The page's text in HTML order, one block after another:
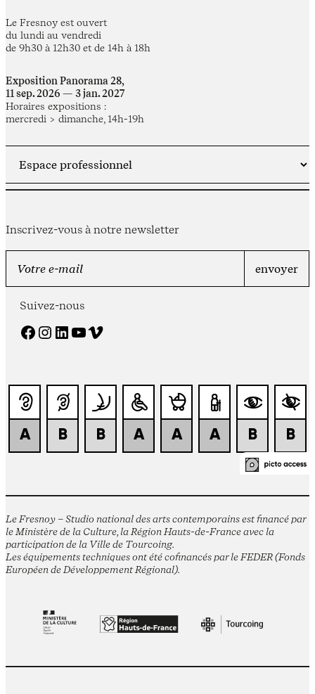
Le Fresnoy est ouvert
du lundi au vendredi
de 9h30 à 12h30 et de 14h à 18h
Exposition Panorama 28,
11 sep. 2026 — 3 jan. 2027
Horaires expositions :
mercredi > dimanche, 14h-19h
Inscrivez-vous à notre newsletter
Suivez-nous
Facebook Instagram LinkedIn YouTube Vimeo
Le Fresnoy – Studio national des arts contemporains est financé par
le Ministère de la Culture, la Région Hauts-de-France avec la
participation de la Ville de Tourcoing.
Les équipements techniques ont été cofinancés par le FEDER (Fonds
Européen de Développement Régional).